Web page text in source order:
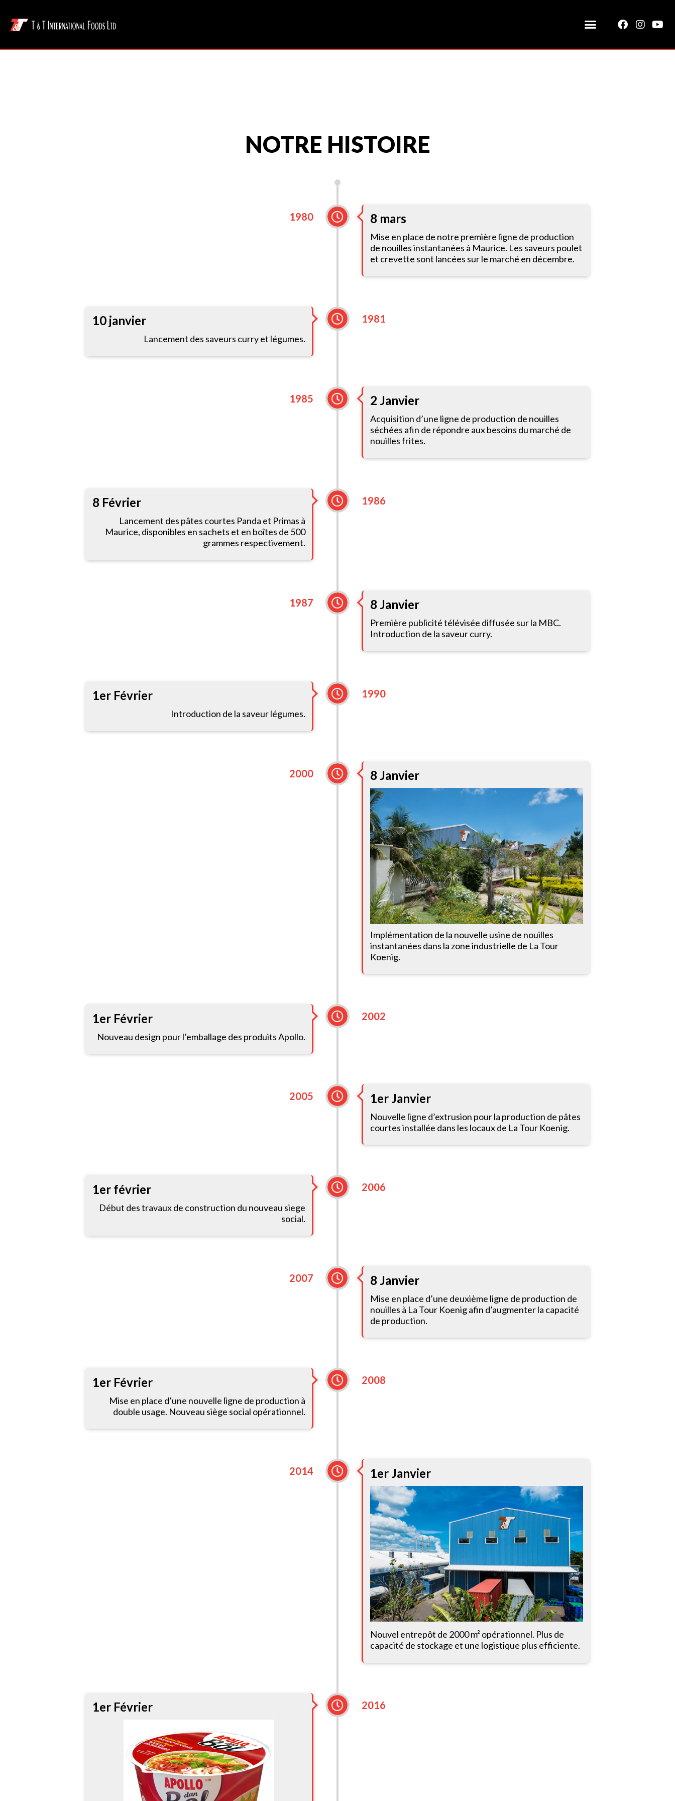
NOTRE HISTOIRE
1980 8 mars
Mise en place de notre première ligne de production
de nouilles instantanées à Maurice. Les saveurs poulet
et crevette sont lancées sur le marché en décembre.
1981
10 janvier
Lancement des saveurs curry et légumes.
1985 2 Janvier
Acquisition d’une ligne de production de nouilles
séchées afin de répondre aux besoins du marché de
nouilles frites.
1986
8 Février
Lancement des pâtes courtes Panda et Primas à
Maurice, disponibles en sachets et en boîtes de 500
grammes respectivement.
1987 8 Janvier
Première publicité télévisée diffusée sur la MBC.
Introduction de la saveur curry.
1990
1er Février
Introduction de la saveur légumes.
2000 8 Janvier
Implémentation de la nouvelle usine de nouilles
instantanées dans la zone industrielle de La Tour
Koenig.
2002
1er Février
Nouveau design pour l’emballage des produits Apollo.
2005 1er Janvier
Nouvelle ligne d’extrusion pour la production de pâtes
courtes installée dans les locaux de La Tour Koenig.
2006
1er février
Début des travaux de construction du nouveau siege
social.
2007 8 Janvier
Mise en place d’une deuxième ligne de production de
nouilles à La Tour Koenig afin d’augmenter la capacité
de production.
2008
1er Février
Mise en place d’une nouvelle ligne de production à
double usage. Nouveau siège social opérationnel.
2014 1er Janvier
Nouvel entrepôt de 2000 m² opérationnel. Plus de
capacité de stockage et une logistique plus efficiente.
2016
1er Février